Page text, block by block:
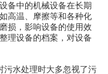
备中的机械设备在长期
高温、摩擦等和各种化
损，影响设备的使用效
理设备的档案，对设备
污水处理时大多忽视了污